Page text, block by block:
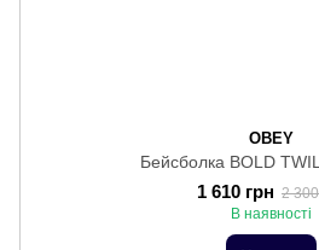
OBEY
Бейсболка BOLD
1 610 грн 2
В наявності